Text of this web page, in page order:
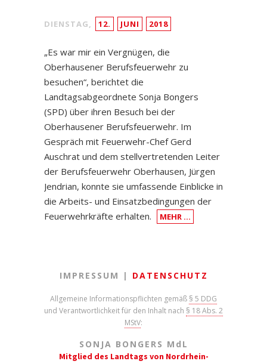
DIENSTAG, 12. JUNI 2018
„Es war mir ein Vergnügen, die
Oberhausener Berufsfeuerwehr zu
besuchen“, berichtet die
Landtagsabgeordnete Sonja Bongers
(SPD) über ihren Besuch bei der
Oberhausener Berufsfeuerwehr. Im
Gespräch mit Feuerwehr-Chef Gerd
Auschrat und dem stellvertretenden Leiter
der Berufsfeuerwehr Oberhausen, Jürgen
Jendrian, konnte sie umfassende Einblicke in
die Arbeits- und Einsatzbedingungen der
Feuerwehrkräfte erhalten.
MEHR …
IMPRESSUM | DATENSCHUTZ
Allgemeine Informationspflichten gemäß § 5 DDG
und Verantwortlichkeit für den Inhalt nach § 18 Abs. 2
MStV:
SONJA BONGERS M d L
Mitglied des Landtags von Nordrhein-